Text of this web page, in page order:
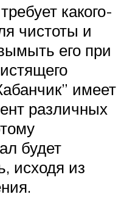
какого-
чистоты и
его при
имеет
различных
будет
исходя из